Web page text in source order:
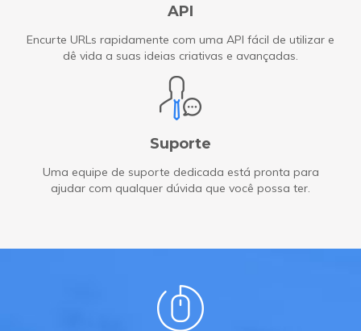
API
Encurte URLs rapidamente com uma API fácil de utilizar e
dê vida a suas ideias criativas e avançadas.
Suporte
Uma equipe de suporte dedicada está pronta para
ajudar com qualquer dúvida que você possa ter.